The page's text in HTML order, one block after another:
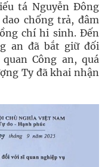
tá Nguyễn Đông
chống trả, đâm
chí hi sinh. Đến
an đã bắt giữ đối
Công an, quá
Ty đã khai nhận